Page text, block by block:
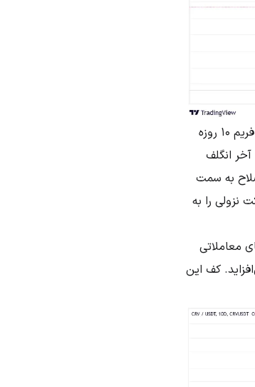
سطح 1.3 دلار در واقع گره تصمیم گیری لگ نزولی تایم فریم بالا است. حال بیایید آخرین لگ صعودی که در تایم فریم 10 روزه
طی این نزول آخر انگلف
به سمت
0.5 دلار شده است، یک حرکت نزولی را به
معاملاتی
کف این